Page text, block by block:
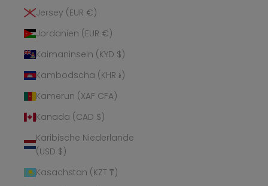
Jersey (EUR €)
Jordanien (EUR €)
Kaimaninseln (KYD $)
Kambodscha (KHR ៛)
Kamerun (XAF CFA)
Kanada (CAD $)
Karibische Niederlande
(USD $)
Kasachstan (KZT ₸)